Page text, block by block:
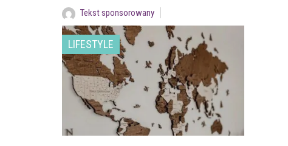
Tekst sponsorowany
LIFESTYLE